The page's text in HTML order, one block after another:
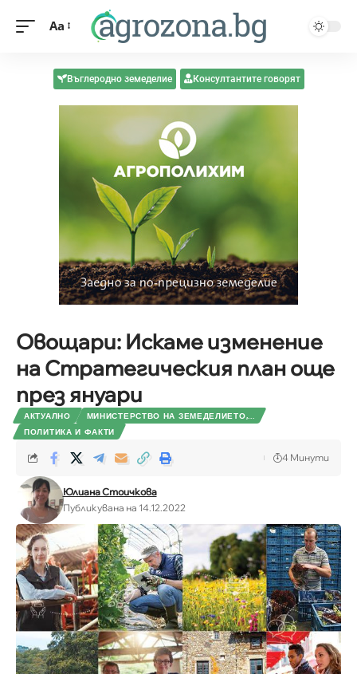
Aa
Въглеродно земеделие Консултантите говорят
Овощари: Искаме изменение
на Стратегическия план още
през януари
АКТУАЛНО
МИНИСТЕРСТВО НА ЗЕМЕДЕЛИЕТО,...
ПОЛИТИКА И ФАКТИ
Юлиана Стоичкова
Публикувана на 14.12.2022
4 Минути